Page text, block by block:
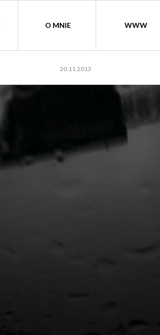
O MNIE WWW
20.11.2013